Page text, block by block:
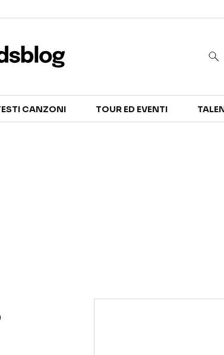
SHOW
CANZONI TOUR ED EVENTI